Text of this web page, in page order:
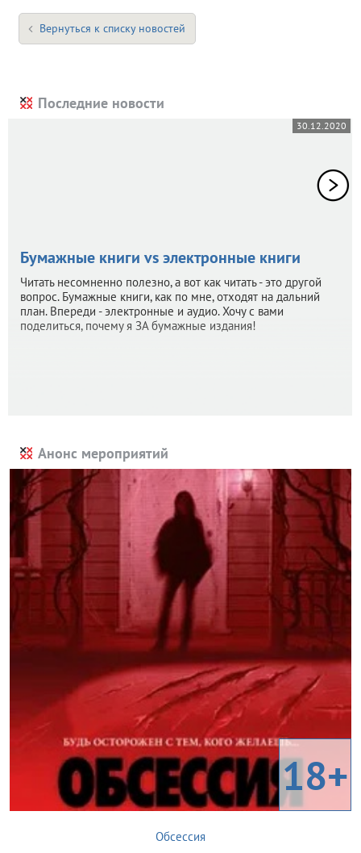
Вернуться к списку новостей
Последние новости
30.12.2020
Бумажные книги vs электронные книги
Читать несомненно полезно, а вот как читать - это другой
вопрос. Бумажные книги, как по мне, отходят на дальний
план. Впереди - электронные и аудио. Хочу с вами
поделиться, почему я ЗА бумажные издания!
Анонс мероприятий
18+
Обсессия